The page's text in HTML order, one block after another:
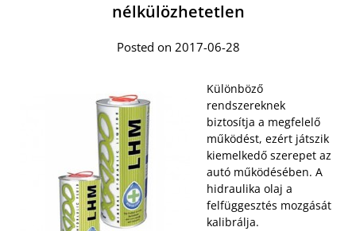
nélkülözhetetlen
Posted on 2017-06-28
Különböző
rendszereknek
biztosítja a megfelelő
működést, ezért játszik
kiemelkedő szerepet az
autó működésében. A
hidraulika olaj a
felfüggesztés mozgását
kalibrálja.